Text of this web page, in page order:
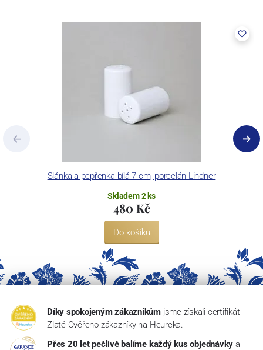
Slánka a pepřenka bílá 7 cm, porcelán Lindner
Skladem 2 ks
480 Kč
Do košíku
Díky spokojeným zákazníkům jsme získali certifikát
Zlaté Ověřeno zákazníky na Heureka.
Přes 20 let pečlivě balíme každý kus objednávky a